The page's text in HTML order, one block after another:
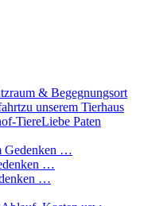
& Begegnungsort
zu unserem Tierhaus
TiereLiebe Paten
Gedenken …
…
…